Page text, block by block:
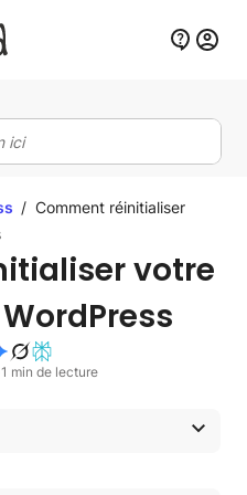
/ Comment réinitialiser
votre
1 min de lecture